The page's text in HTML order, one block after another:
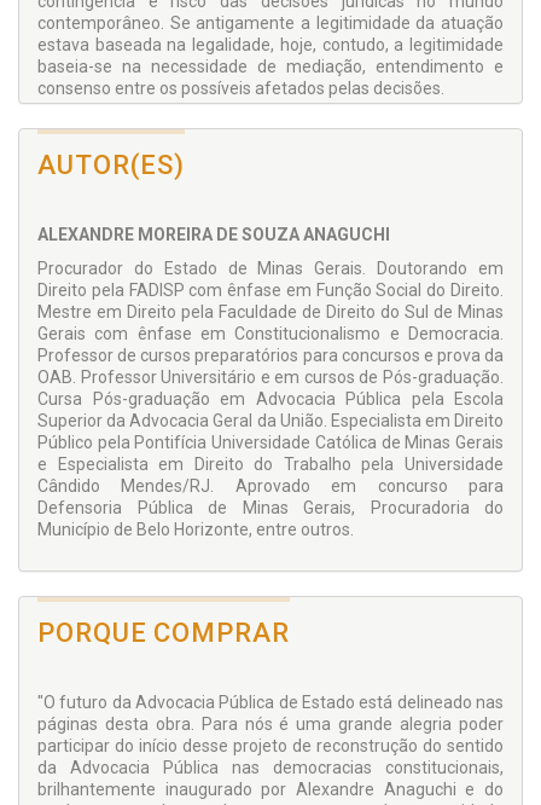
contemporâneo. Se antigamente a legitimidade da atuação
estava baseada na legalidade, hoje, contudo, a legitimidade
baseia-se na necessidade de mediação, entendimento e
consenso entre os possíveis afetados pelas decisões.
poderes, a esfera pública e o cidadão (afetado) com maiores
O presente livro não teve a pretensão de esgotar o tema, e
sim causar inquietação no mundo jurídico e nos profissionais
que exercem a função de advogados públicos de Estado.
AUTOR(ES)
ALEXANDRE MOREIRA DE SOUZA ANAGUCHI
Procurador do Estado de Minas Gerais. Doutorando em
Direito pela FADISP com ênfase em Função Social do Direito.
Mestre em Direito pela Faculdade de Direito do Sul de Minas
Gerais com ênfase em Constitucionalismo e Democracia.
Professor de cursos preparatórios para concursos e prova da
OAB. Professor Universitário e em cursos de Pós-graduação.
Cursa Pós-graduação em Advocacia Pública pela Escola
Superior da Advocacia Geral da União. Especialista em Direito
Público pela Pontifícia Universidade Católica de Minas Gerais
e Especialista em Direito do Trabalho pela Universidade
Cândido Mendes/RJ. Aprovado em concurso para
Defensoria Pública de Minas Gerais, Procuradoria do
Município de Belo Horizonte, entre outros.
PORQUE COMPRAR
"O futuro da Advocacia Pública de Estado está delineado nas
páginas desta obra. Para nós é uma grande alegria poder
participar do início desse projeto de reconstrução do sentido
da Advocacia Pública nas democracias constitucionais,
brilhantemente inaugurado por Alexandre Anaguchi e do